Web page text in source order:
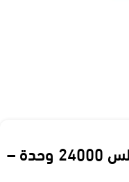
مكيف سبلت دبليو بوكس بلس 24000 وحدة –